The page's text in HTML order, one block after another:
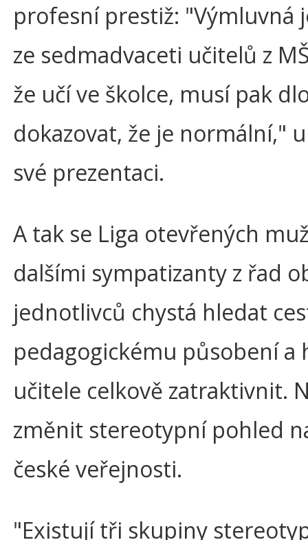
profesní prestiž: "Výmluvná
ze sedmadvaceti učitelů z
že učí ve školce, musí pak
dokazovat, že je normální,"
své prezentaci.
A tak se Liga otevřených
dalšími sympatizanty z řad
jednotlivců chystá hledat
pedagogickému působení a
učitele celkově zatraktivnit.
změnit stereotypní pohled
české veřejnosti.
"Existují tři skupiny